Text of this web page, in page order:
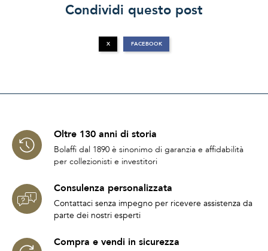
Condividi questo post
X FACEBOOK
Oltre 130 anni di storia
Bolaffi dal 1890 è sinonimo di garanzia e affidabilità
per collezionisti e investitori
Consulenza personalizzata
Contattaci senza impegno per ricevere assistenza da
parte dei nostri esperti
Compra e vendi in sicurezza